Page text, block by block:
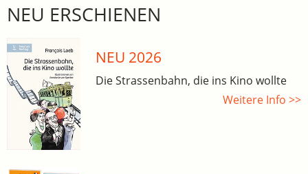
NEU ERSCHIENEN
NEU 2026
Die Strassenbahn, die ins Kino wollte
Weitere Info >>